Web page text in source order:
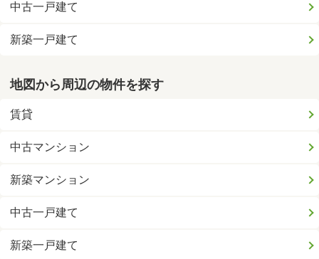
中古一戸建て
新築一戸建て
地図から周辺の物件を探す
賃貸
中古マンション
新築マンション
中古一戸建て
新築一戸建て